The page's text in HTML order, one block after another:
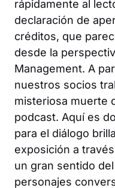
rápidamente al
declaración de
créditos, que
desde la
Management. A
nuestros socios
misteriosa muerte
podcast. Aquí es
para el diálogo
exposición a
un gran sentido
personajes